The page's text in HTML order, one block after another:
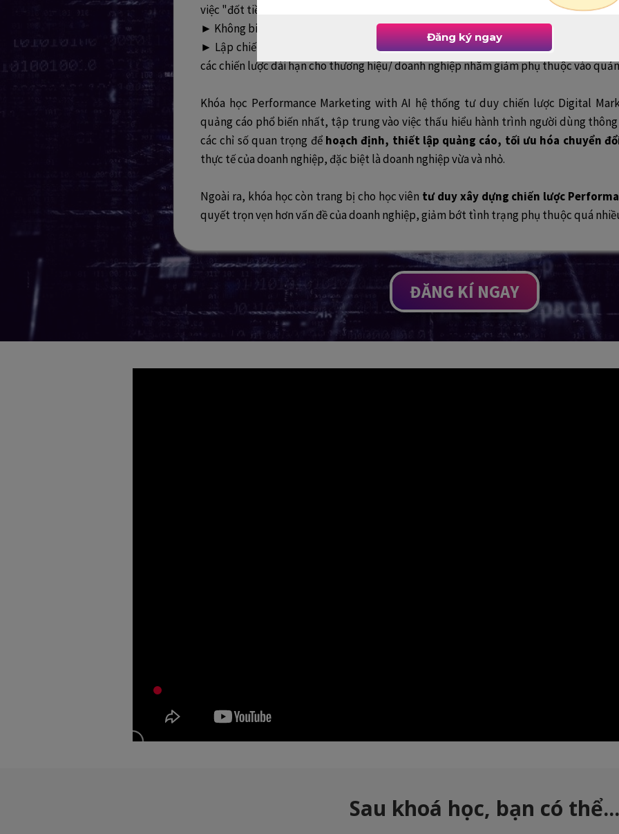
việc "đốt tiền" mà không mang lại hiệu quả tương xứng.
► Không biết đầu tư, phân bổ ngân sách vào các campaign như thế nào, quản lý và
► Lập chiến lược quảng cáo chỉ cho mục tiêu ngắn hạn, chưa tận dụng được chi phí
các chiến lược dài hạn cho thương hiệu/ doanh nghiệp nhằm giảm phụ thuộc vào
Khóa học Performance Marketing with AI hệ thống tư duy chiến lược Digital
quảng cáo phổ biến nhất, tập trung vào việc thấu hiểu hành trình người dùng
các chỉ số quan trọng để hoạch định, thiết lập quảng cáo, tối ưu hóa chuyển
thực tế của doanh nghiệp, đặc biệt là doanh nghiệp vừa và nhỏ.
Ngoài ra, khóa học còn trang bị cho học viên tư duy xây dựng chiến lược
quyết trọn vẹn hơn vấn đề của doanh nghiệp, giảm bớt tình trạng phụ thuộc quá
ĐĂNG KÍ NGAY
Sau khoá học, bạn có thể...
Đăng ký ngay